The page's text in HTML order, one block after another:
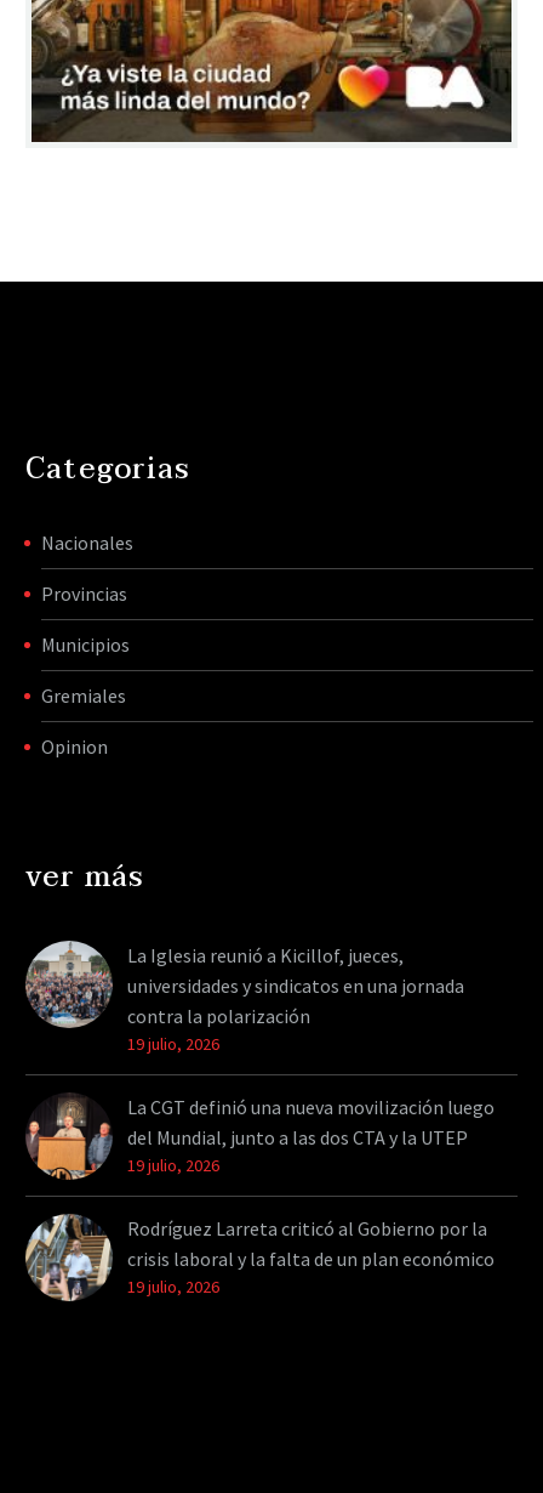
Categorias
Nacionales
Provincias
Municipios
Gremiales
Opinion
ver más
La Iglesia reunió a Kicillof, jueces,
universidades y sindicatos en una jornada
contra la polarización
19 julio, 2026
La CGT definió una nueva movilización luego
del Mundial, junto a las dos CTA y la UTEP
19 julio, 2026
Rodríguez Larreta criticó al Gobierno por la
crisis laboral y la falta de un plan económico
19 julio, 2026